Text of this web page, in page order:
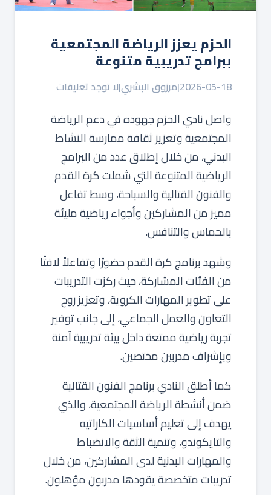
الحزم يعزز الرياضة المجتمعية
ببرامج تدريبية متنوعة
2026-05-18
|مرزوق البشري|لا توجد تعليقات
واصل نادي الحزم جهوده في دعم الرياضة
المجتمعية وتعزيز ثقافة ممارسة النشاط
البدني، من خلال إطلاق عدد من البرامج
الرياضية المتنوعة التي شملت كرة القدم
والفنون القتالية والسباحة، وسط تفاعل
مميز من المشاركين وأجواء رياضية مليئة
بالحماس والتنافس.
وشهد برنامج كرة القدم حضورًا وتفاعلاً لافتًا
من الفئات المشاركة، حيث ركزت التدريبات
على تطوير المهارات الكروية، وتعزيز روح
التعاون والعمل الجماعي، إلى جانب توفير
تجربة رياضية ممتعة داخل بيئة تدريبية آمنة
وبإشراف مدربين مختصين.
كما أطلق النادي برنامج الفنون القتالية
ضمن أنشطة الرياضة المجتمعية، والذي
يهدف إلى تعليم أساسيات الكاراتيه
والتايكوندو، وتنمية الثقة والانضباط
والمهارات البدنية لدى المشاركين، من خلال
تدريبات متخصصة يقودها مدربون مؤهلون.